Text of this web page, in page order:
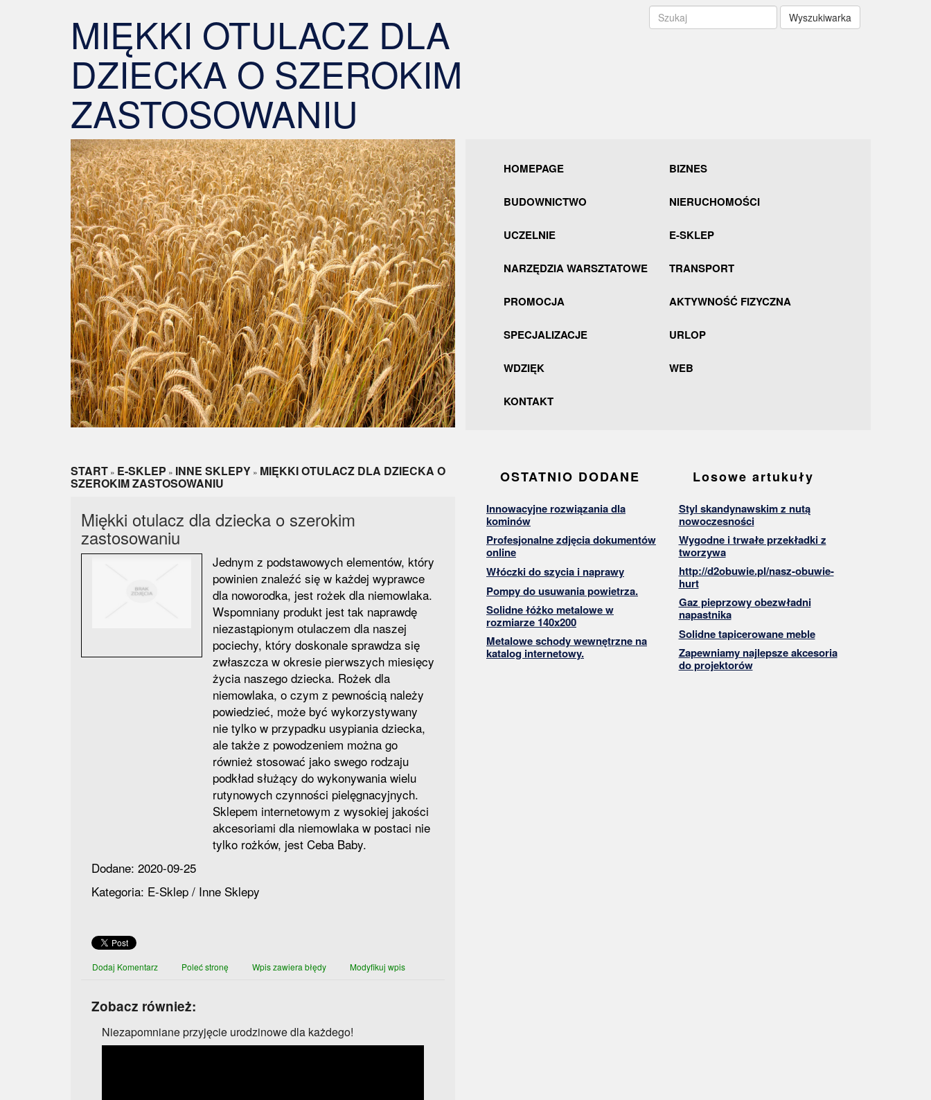
MIĘKKI OTULACZ DLA
DZIECKA O SZEROKIM
ZASTOSOWANIU
Wyszukiwarka
HOMEPAGE BIZNES
BUDOWNICTWO NIERUCHOMOŚCI
UCZELNIE E-SKLEP
NARZĘDZIA WARSZTATOWE TRANSPORT
PROMOCJA AKTYWNOŚĆ FIZYCZNA
SPECJALIZACJE URLOP
WDZIĘK WEB
KONTAKT
START » E-SKLEP » INNE SKLEPY » MIĘKKI OTULACZ DLA DZIECKA O
SZEROKIM ZASTOSOWANIU
Miękki otulacz dla dziecka o szerokim
zastosowaniu
Jednym z podstawowych elementów, który
powinien znaleźć się w każdej wyprawce
dla noworodka, jest rożek dla niemowlaka.
Wspomniany produkt jest tak naprawdę
niezastąpionym otulaczem dla naszej
pociechy, który doskonale sprawdza się
zwłaszcza w okresie pierwszych miesięcy
życia naszego dziecka. Rożek dla
niemowlaka, o czym z pewnością należy
powiedzieć, może być wykorzystywany
nie tylko w przypadku usypiania dziecka,
ale także z powodzeniem można go
również stosować jako swego rodzaju
podkład służący do wykonywania wielu
rutynowych czynności pielęgnacyjnych.
Sklepem internetowym z wysokiej jakości
akcesoriami dla niemowlaka w postaci nie
tylko rożków, jest Ceba Baby.
Dodane: 2020-09-25
Kategoria: E-Sklep / Inne Sklepy
Dodaj Komentarz Poleć stronę Wpis zawiera błędy Modyfikuj wpis
Zobacz również:
Niezapomniane przyjęcie urodzinowe dla każdego!
OSTATNIO DODANE
Innowacyjne rozwiązania dla
kominów
Profesjonalne zdjęcia dokumentów
online
Włóczki do szycia i naprawy
Pompy do usuwania powietrza.
Solidne łóżko metalowe w
rozmiarze 140x200
Metalowe schody wewnętrzne na
katalog internetowy.
Losowe artukuły
Styl skandynawskim z nutą
nowoczesności
Wygodne i trwałe przekładki z
tworzywa
http://d2obuwie.pl/nasz-obuwie-
hurt
Gaz pieprzowy obezwładni
napastnika
Solidne tapicerowane meble
Zapewniamy najlepsze akcesoria
do projektorów